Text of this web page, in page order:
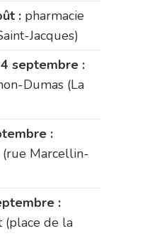
: pharmacie
Jacques)
septembre :
Dumas (La
:
(rue Marcellin-
:
(place de la